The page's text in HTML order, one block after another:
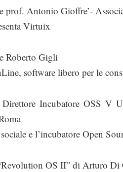
prof. Antonio Gioffre’-
Virtuix
Roberto Gigli
software libero per le
Incubatore OSS V
e l’incubatore Open
OS II” di Arturo Di